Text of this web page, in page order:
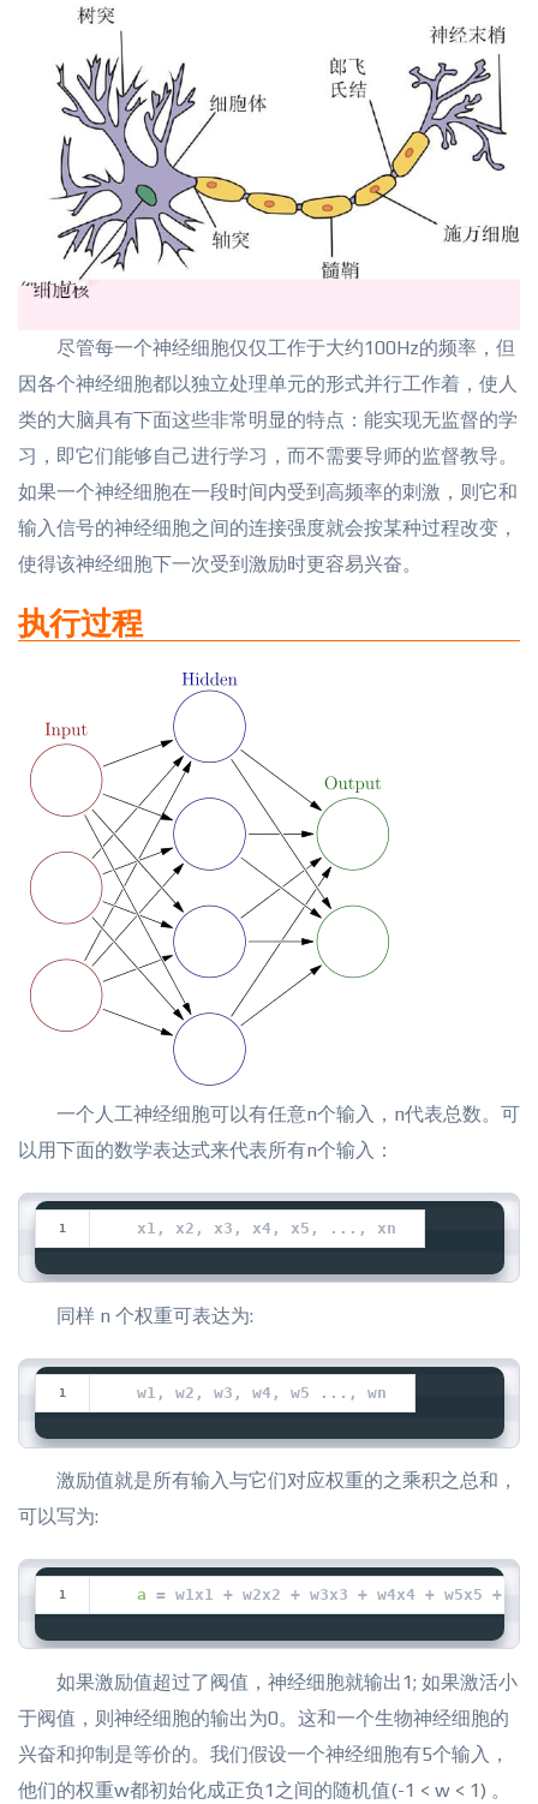
尽管每一个神经细胞仅仅工作于大约100Hz的频率，但
因各个神经细胞都以独立处理单元的形式并行工作着，使人
类的大脑具有下面这些非常明显的特点：能实现无监督的学
习，即它们能够自己进行学习，而不需要导师的监督教导。
如果一个神经细胞在一段时间内受到高频率的刺激，则它和
输入信号的神经细胞之间的连接强度就会按某种过程改变，
使得该神经细胞下一次受到激励时更容易兴奋。
执行过程
一个人工神经细胞可以有任意n个输入，n代表总数。可
以用下面的数学表达式来代表所有n个输入：
  x1, x2, x3, x4, x5, ..., xn
同样 n 个权重可表达为:
  w1, w2, w3, w4, w5 ..., wn
激励值就是所有输入与它们对应权重的之乘积之总和，
可以写为:
a = w1x1 + w2x2 + w3x3 + w4x4 + w5x5
如果激励值超过了阀值，神经细胞就输出1; 如果激活小
于阀值，则神经细胞的输出为0。这和一个生物神经细胞的
兴奋和抑制是等价的。我们假设一个神经细胞有5个输入，
他们的权重w都初始化成正负1之间的随机值(-1 < w < 1) 。